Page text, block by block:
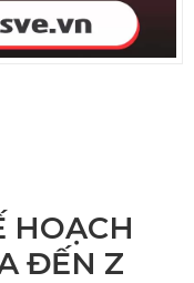
HOẠCH
ĐẾN Z